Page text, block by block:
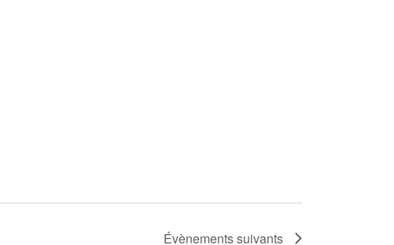
Évènementssuivants